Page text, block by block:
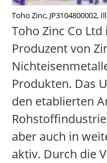
Toho Zinc,
Toho Zinc Co
Produzent von
Produkten. Das
den etablierten
aber auch in
aktiv. Durch die